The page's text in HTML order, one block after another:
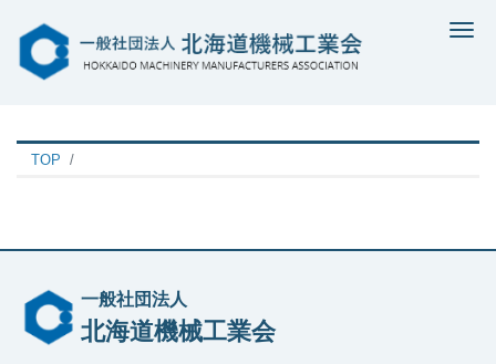
TOP
一般社団法人
北海道機械工業会